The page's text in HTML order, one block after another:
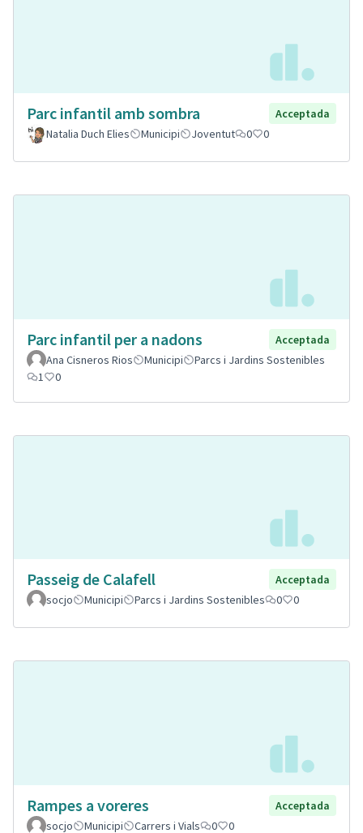
Parc infantil amb sombra
Acceptada
Natalia Duch Elies
Municipi Joventut 0 0
Parc infantil per a nadons
Acceptada
Ana Cisneros Rios
Municipi
Parcs i Jardins Sostenibles
1
0
Passeig de Calafell
Acceptada
socjo
Municipi Parcs i Jardins Sostenibles 0 0
Rampes a voreres
Acceptada
socjo
Municipi Carrers i Vials 0 0